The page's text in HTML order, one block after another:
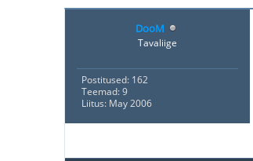
DooM
Tavaliige
Postitused: 162
Teemad: 9
Liitus: May 2006